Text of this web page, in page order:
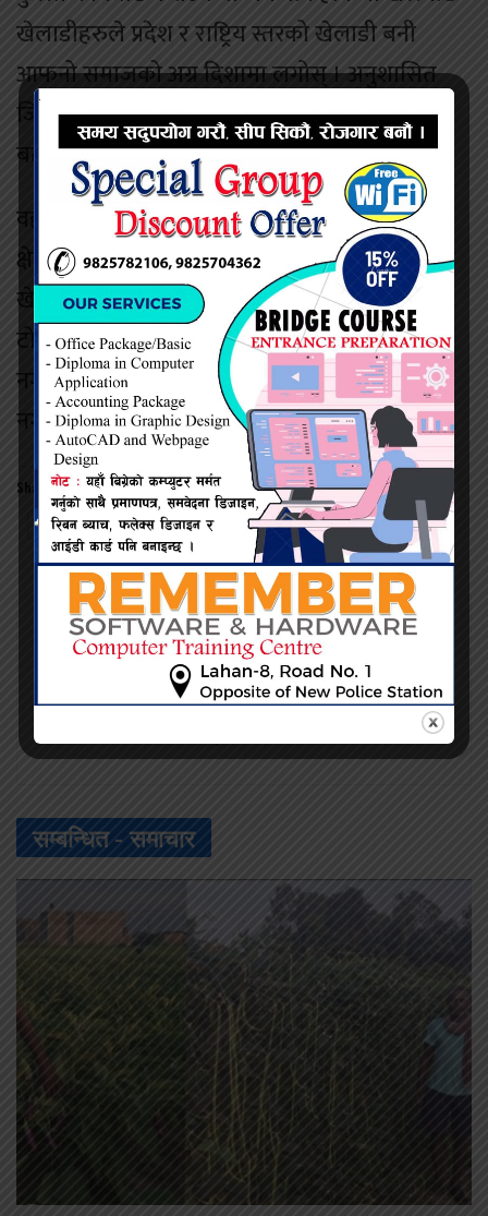
खेलाडीहरुले प्रदेश र राष्ट्रिय स्तरको खेलाडी बनी
आफनो समाजको अग्र दिशामा लगोस् । अनुशासित
जिवन विताउन पनि खेल एकदमै आवश्यक रहेको
बताउनुभयो ।
वहाँले पत्रकारसंग कुरा गर्दै नगरलाई खेलकुदको
क्षेत्रका रुपमा चिनाउन सहयोग पुगेको छ । खेलकुदले
खेलाडिलाई राष्ट्र सम्म पुग्न सहयोग पुग्ने भएकाले गाउ
टोलमा यस्ता खेलकुद हुन आवश्यक रहेको छ ।
नगरपालिकाले खेलकुद क्षेत्रलाई प्रथामिकता दिएको
नगर प्रमुख यादवले बताउनुभयो ।
Share this:
Twitter Facebook
सम्बन्धित - समाचार